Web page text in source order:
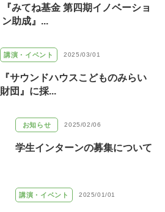
『みてね基金 第四期イノベーショ
ン助成』...
講演・イベント 2025/03/01
『サウンドハウスこどものみらい
財団』に採...
お知らせ 2025/02/06
学生インターンの募集について
講演・イベント 2025/01/01